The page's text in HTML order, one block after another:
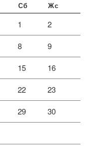
Сб Жс
1 2
8 9
15 16
22 23
29 30